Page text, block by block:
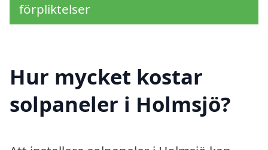
förpliktelser
Hur mycket kostar
solpaneler i Holmsjö?